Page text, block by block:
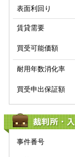
表面利回り
賃貸需要
買受可能価額
耐用年数消化率
買受申出保証額
裁判所・
事件番号